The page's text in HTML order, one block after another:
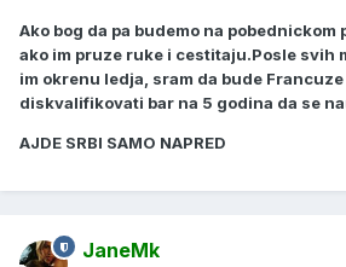
Ako bog da pa budemo na
ako im pruze ruke i cestitaju.Posle svih
im okrenu ledja, sram da bude Francuze
diskvalifikovati bar na 5 godina da se
AJDE SRBI SAMO NAPRED
JaneMk